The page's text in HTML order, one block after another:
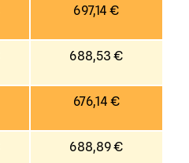
697,14 €
688,53 €
676,14 €
688,89 €